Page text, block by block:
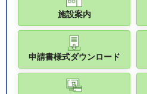
施設案内
申請書様式ダウンロード